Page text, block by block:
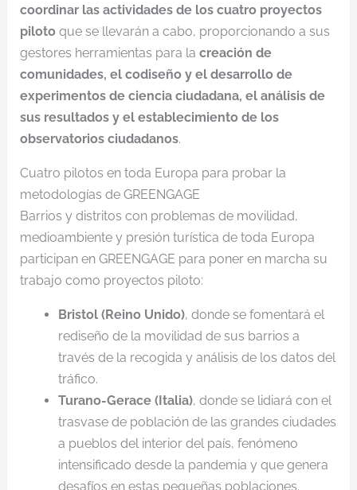
coordinar las actividades de los cuatro proyectos
pilotoque se llevarán a cabo, proporcionando a sus
gestores herramientas para la creación de
comunidades, el codiseño y el desarrollo de
experimentos de ciencia ciudadana, el análisis de
sus resultados y el establecimiento de los
observatorios ciudadanos.
Cuatro pilotos en toda Europa para probar la
metodologías de GREENGAGE
Barrios y distritos con problemas de movilidad,
medioambiente y presión turística de toda Europa
participan en GREENGAGE para poner en marcha su
trabajo como proyectos piloto:
Bristol (Reino Unido), donde se fomentará el
rediseño de la movilidad de sus barrios a
través de la recogida y análisis de los datos del
tráfico.
Turano-Gerace (Italia), donde se lidiará con el
trasvase de población de las grandes ciudades
a pueblos del interior del país, fenómeno
intensificado desde la pandemia y que genera
desafíos en estas pequeñas poblaciones.